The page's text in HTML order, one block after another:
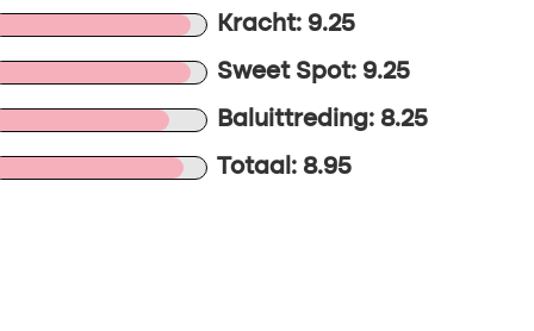
Kracht: 9.25
Sweet Spot: 9.25
Baluittreding: 8.25
Totaal: 8.95